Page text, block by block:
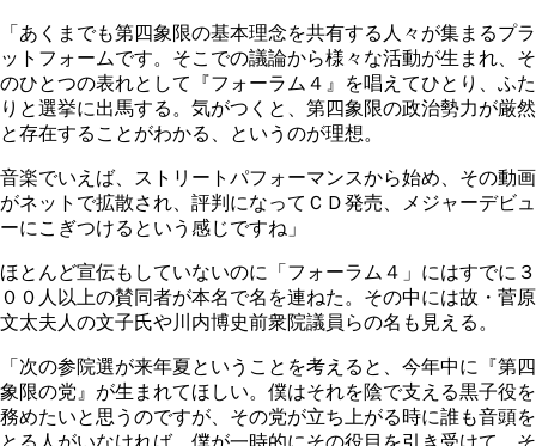
「あくまでも第四象限の基本理念を共有する人々が集まるプラ
ットフォームです。そこでの議論から様々な活動が生まれ、そ
のひとつの表れとして『フォーラム４』を唱えてひとり、ふた
りと選挙に出馬する。気がつくと、第四象限の政治勢力が厳然
と存在することがわかる、というのが理想。
音楽でいえば、ストリートパフォーマンスから始め、その動画
がネットで拡散され、評判になってＣＤ発売、メジャーデビュ
ーにこぎつけるという感じですね」
ほとんど宣伝もしていないのに「フォーラム４」にはすでに３
００人以上の賛同者が本名で名を連ねた。その中には故・菅原
文太夫人の文子氏や川内博史前衆院議員らの名も見える。
「次の参院選が来年夏ということを考えると、今年中に『第四
象限の党』が生まれてほしい。僕はそれを陰で支える黒子役を
務めたいと思うのですが、その党が立ち上がる時に誰も音頭を
とる人がいなければ、僕が一時的にその役目を引き受けて、そ